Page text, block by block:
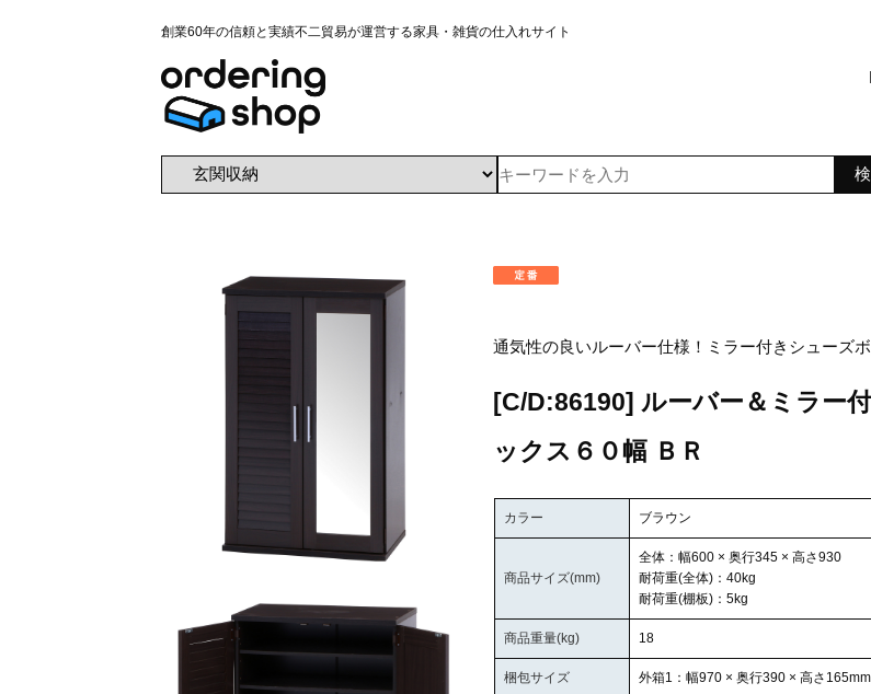
創業60年の信頼と実績不二貿易が運営する家具・雑貨の仕入れサイト
通気性の良いルーバー仕様！ミラー付きシューズ
[C/D:86190] ルーバー＆ミラー
ックス６０幅 ＢＲ
カラー ブラウン
商品サイズ(mm)
全体：幅600 × 奥行345 × 高さ930
耐荷重(全体)：40kg
耐荷重(棚板)：5kg
商品重量(kg) 18
梱包サイズ 外箱1：幅970 × 奥行390 × 高さ